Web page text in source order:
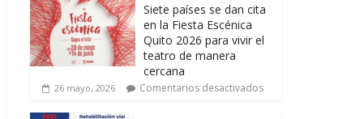
Siete países se dan cita
en la Fiesta Escénica
Quito 2026 para vivir el
teatro de manera
cercana
26 mayo, 2026 Comentarios desactivados